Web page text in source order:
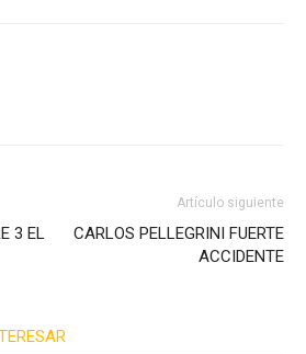
3 EL
Artículo siguiente
CARLOS PELLEGRINI FUERTE
ACCIDENTE